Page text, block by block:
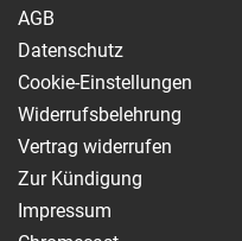
AGB
Datenschutz
Cookie-Einstellungen
Widerrufsbelehrung
Vertrag widerrufen
Zur Kündigung
Impressum